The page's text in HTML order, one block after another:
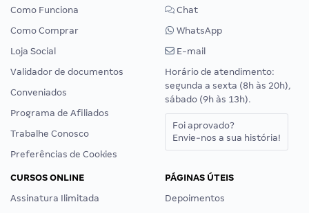
Como Funciona
Como Comprar
Loja Social
Validador de documentos
Conveniados
Programa de Afiliados
Trabalhe Conosco
Preferências de Cookies
Chat
WhatsApp
E-mail
Horário de atendimento:
segunda a sexta (8h às 20h),
sábado (9h às 13h).
Foi aprovado?
Envie-nos a sua história!
CURSOS ONLINE
Assinatura Ilimitada
PÁGINAS ÚTEIS
Depoimentos